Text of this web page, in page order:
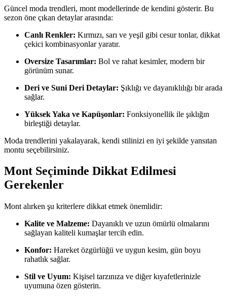
Güncel moda trendleri, mont modellerinde de kendini gösterir. Bu
sezon öne çıkan detaylar arasında:
Canlı Renkler: Kırmızı, sarı ve yeşil gibi cesur tonlar, dikkat
çekici kombinasyonlar yaratır.
Oversize Tasarımlar: Bol ve rahat kesimler, modern bir
görünüm sunar.
Deri ve Suni Deri Detaylar: Şıklığı ve dayanıklılığı bir arada
sağlar.
Yüksek Yaka ve Kapüşonlar: Fonksiyonellik ile şıklığın
birleştiği detaylar.
Moda trendlerini yakalayarak, kendi stilinizi en iyi şekilde yansıtan
montu seçebilirsiniz.
Mont Seçiminde Dikkat Edilmesi
Gerekenler
Mont alırken şu kriterlere dikkat etmek önemlidir:
Kalite ve Malzeme: Dayanıklı ve uzun ömürlü olmalarını
sağlayan kaliteli kumaşlar tercih edin.
Konfor: Hareket özgürlüğü ve uygun kesim, gün boyu
rahatlık sağlar.
Stil ve Uyum: Kişisel tarzınıza ve diğer kıyafetlerinizle
uyumuna özen gösterin.